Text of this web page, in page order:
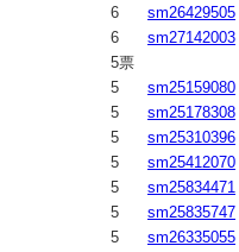
6
sm26429505
6
sm27142003
5票
5
sm25159080
5
sm25178308
5
sm25310396
5
sm25412070
5
sm25834471
5
sm25835747
5
sm26335055